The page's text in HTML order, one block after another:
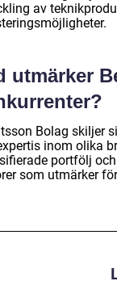
av
utmärker
Bolag skiljer
inom olika
portfölj
som utmärker